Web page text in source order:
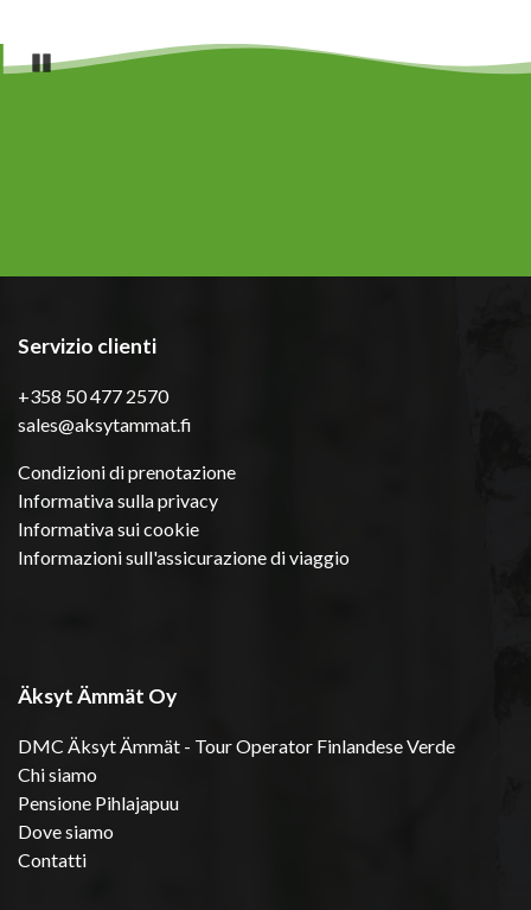
Pause
Servizio clienti
+358 50 477 2570
sales@aksytammat.fi
Condizioni di prenotazione
Informativa sulla privacy
Informativa sui cookie
Informazioni sull'assicurazione di viaggio
Äksyt Ämmät Oy
DMC Äksyt Ämmät - Tour Operator Finlandese Verde
Chi siamo
Pensione Pihlajapuu
Dove siamo
Contatti